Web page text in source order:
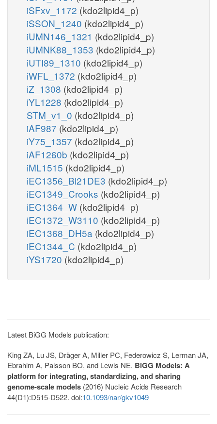
iSFxv_1172 (kdo2lipid4_p)
iSSON_1240 (kdo2lipid4_p)
iUMN146_1321 (kdo2lipid4_p)
iUMNK88_1353 (kdo2lipid4_p)
iUTI89_1310 (kdo2lipid4_p)
iWFL_1372 (kdo2lipid4_p)
iZ_1308 (kdo2lipid4_p)
iYL1228 (kdo2lipid4_p)
STM_v1_0 (kdo2lipid4_p)
iAF987 (kdo2lipid4_p)
iY75_1357 (kdo2lipid4_p)
iAF1260b (kdo2lipid4_p)
iML1515 (kdo2lipid4_p)
iEC1356_Bl21DE3 (kdo2lipid4_p)
iEC1349_Crooks (kdo2lipid4_p)
iEC1364_W (kdo2lipid4_p)
iEC1372_W3110 (kdo2lipid4_p)
iEC1368_DH5a (kdo2lipid4_p)
iEC1344_C (kdo2lipid4_p)
iYS1720 (kdo2lipid4_p)
Latest BiGG Models publication:
King ZA, Lu JS, Dräger A, Miller PC, Federowicz S, Lerman JA,
Ebrahim A, Palsson BO, and Lewis NE. BiGG Models: A
platform for integrating, standardizing, and sharing
genome-scale models (2016) Nucleic Acids Research
44(D1):D515-D522. doi:10.1093/nar/gkv1049